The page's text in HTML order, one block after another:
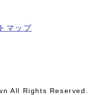
マップ
All Rights Reserved.